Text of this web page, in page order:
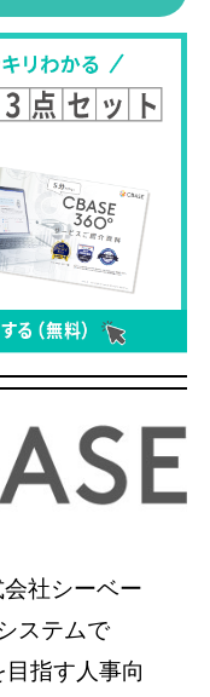
会社シーベー
ステムで
指す人事向